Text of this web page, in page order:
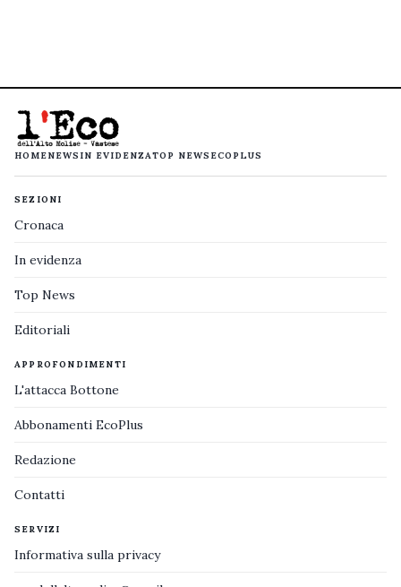
HOMENEWS IN EVIDENZATOP NEWS ECOPLUS
SEZIONI
Cronaca
In evidenza
Top News
Editoriali
APPROFONDIMENTI
L'attacca Bottone
Abbonamenti EcoPlus
Redazione
Contatti
SERVIZI
Informativa sulla privacy